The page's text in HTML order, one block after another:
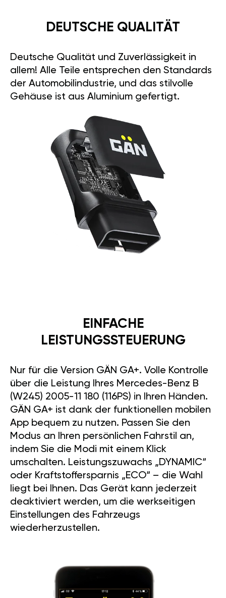
DEUTSCHE QUALITÄT
Deutsche Qualität und Zuverlässigkeit in
allem! Alle Teile entsprechen den Standards
der Automobilindustrie, und das stilvolle
Gehäuse ist aus Aluminium gefertigt.
EINFACHE
LEISTUNGSSTEUERUNG
Nur für die Version GÄN GA+. Volle Kontrolle
über die Leistung Ihres Mercedes-Benz B
(W245) 2005-11 180 (116PS) in Ihren Händen.
GÄN GA+ ist dank der funktionellen mobilen
App bequem zu nutzen. Passen Sie den
Modus an Ihren persönlichen Fahrstil an,
indem Sie die Modi mit einem Klick
umschalten. Leistungszuwachs „DYNAMIC“
oder Kraftstoffersparnis „ECO“ – die Wahl
liegt bei Ihnen. Das Gerät kann jederzeit
deaktiviert werden, um die werkseitigen
Einstellungen des Fahrzeugs
wiederherzustellen.